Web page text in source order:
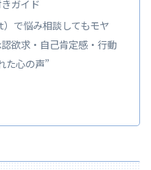
ガイド
で悩み相談してもモヤ
欲求・自己肯定感・行動
た心の声”